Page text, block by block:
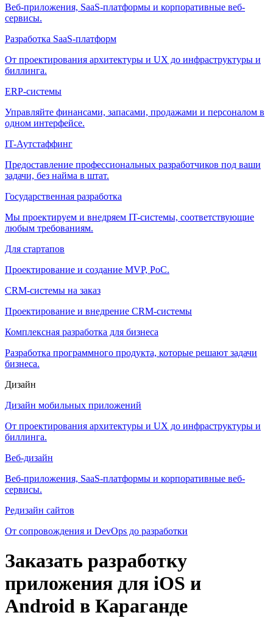
Веб-приложения, SaaS-платформы и корпоративные веб-
сервисы.
Разработка SaaS-платформ
От проектирования архитектуры и UX до инфраструктуры и
биллинга.
ERP-системы
Управляйте финансами, запасами, продажами и персоналом в
одном интерфейсе.
IT-Аутстаффинг
Предоставление профессиональных разработчиков под ваши
задачи, без найма в штат.
Государственная разработка
Мы проектируем и внедряем IT-системы, соответствующие
любым требованиям.
Для стартапов
Проектирование и создание MVP, PoC.
CRM-системы на заказ
Проектирование и внедрение CRM-системы
Комплексная разработка для бизнеса
Разработка программного продукта, которые решают задачи
бизнеса.
Дизайн
Дизайн мобильных приложений
От проектирования архитектуры и UX до инфраструктуры и
биллинга.
Веб-дизайн
Веб-приложения, SaaS-платформы и корпоративные веб-
сервисы.
Редизайн сайтов
От сопровождения и DevOps до разработки
Заказать разработку
приложения для iOS и
Android в Караганде